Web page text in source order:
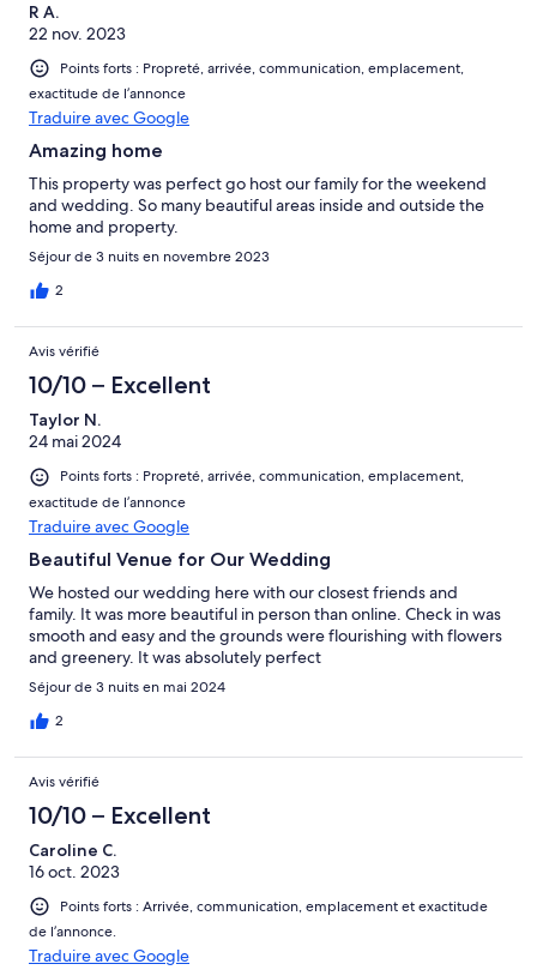
R A.
22 nov. 2023
Points forts : Propreté, arrivée, communication, emplacement,
exactitude de l’annonce
Traduire avec Google
Amazing home
This property was perfect go host our family for the weekend
and wedding. So many beautiful areas inside and outside the
home and property.
Séjour de 3 nuits en novembre 2023
2
Avis vérifié
10/10 – Excellent
Taylor N.
24 mai 2024
Points forts : Propreté, arrivée, communication, emplacement,
exactitude de l’annonce
Traduire avec Google
Beautiful Venue for Our Wedding
We hosted our wedding here with our closest friends and
family. It was more beautiful in person than online. Check in was
smooth and easy and the grounds were flourishing with flowers
and greenery. It was absolutely perfect
Séjour de 3 nuits en mai 2024
2
Avis vérifié
10/10 – Excellent
Caroline C.
16 oct. 2023
Points forts : Arrivée, communication, emplacement et exactitude
de l’annonce.
Traduire avec Google